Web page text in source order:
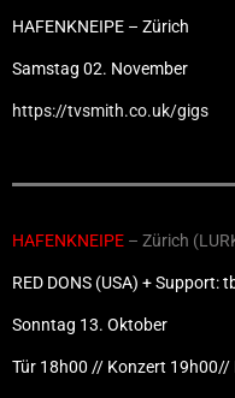
HAFENKNEIPE – Zürich
Samstag 02. November
https://tvsmith.co.uk/gigs
HAFENKNEIPE – Zürich
RED DONS (USA) + Support:
Sonntag 13. Oktober
Tür 18h00 // Konzert 19h00//